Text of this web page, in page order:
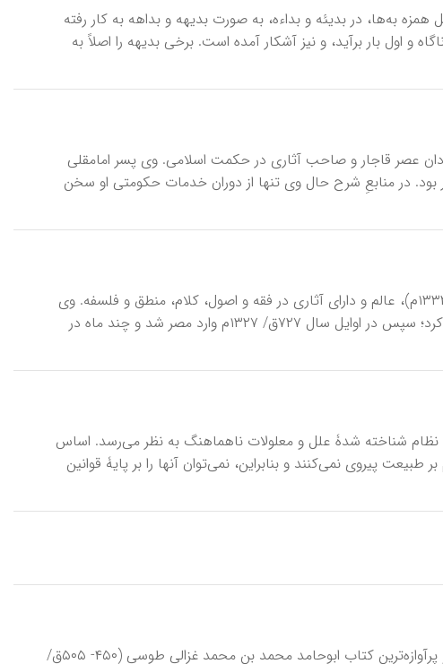
به‌ها، در بدیئه و بداء‌ه، به صورت بدیهه و بداهه به کار رفته
و اول بار برآید، و نیز آشکار آمده است. برخی بدیهه را اصلاً به
۱۸۹۱م)، از شاهزادگان و دولتمردان عصر قاجار و صاحب آثاری در حکمت اسلامی. وی پسر امامقلی
بود. در منابعِ شرح حال وی تنها از دوران خدمات حکومتی او سخن
بَدرُالدّینِ تُستَری (شوشتری)، محمد بن اسد بن محمد یمانی (د ح ۷۳۲ق/ ۱۳۳۲م)، عالم و دارای آثاری در فقه و اصول، کلام، منطق و فلسفه. وی
در شهرهای مختلف اقامت داشت، از جمله حدود ۱۰سال در قزوین تدریس کرد؛ سپس در اوایل سال ۷۲۷ق/ ۱۳۲۷م وارد مصر شد و چند ماه در
نظام شناخته شدۀ علل و معلولات ناهماهنگ به نظر می‌رسد. اساس
پیروی نمی‌کنند و بنابراین، نمی‌توان آنها را بر پایۀ قوانین
اِحْیاءُ عُلومِ‌الدّین‌، مشهور به‌ احیاءالعلوم‌، مهم‌ترین و جامع‌ترین و بلندترین‌ و پرآوازه‌ترین‌ كتاب‌ ابوحامد محمد بن‌ محمد غزالی طوسی (۴۵۰- ۵۰۵ق‌/